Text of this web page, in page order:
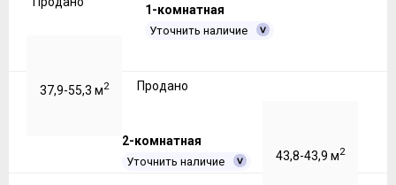
1-комнатная
Уточнить наличие
37,9-55,3 м2 Продано
2-комнатная
Уточнить наличие 43,8-43,9 м2